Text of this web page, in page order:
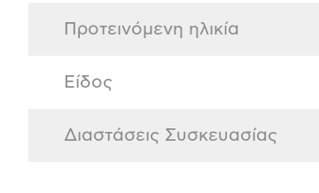
Προτεινόμενη ηλικία
Είδος
Διαστάσεις Συσκευασίας